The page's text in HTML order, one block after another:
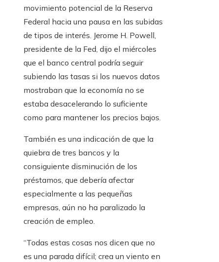
movimiento potencial de la Reserva
Federal hacia una pausa en las subidas
de tipos de interés. Jerome H. Powell,
presidente de la Fed, dijo el miércoles
que el banco central podría seguir
subiendo las tasas si los nuevos datos
mostraban que la economía no se
estaba desacelerando lo suficiente
como para mantener los precios bajos.
También es una indicación de que la
quiebra de tres bancos y la
consiguiente disminución de los
préstamos, que debería afectar
especialmente a las pequeñas
empresas, aún no ha paralizado la
creación de empleo.
“Todas estas cosas nos dicen que no
es una parada difícil; crea un viento en